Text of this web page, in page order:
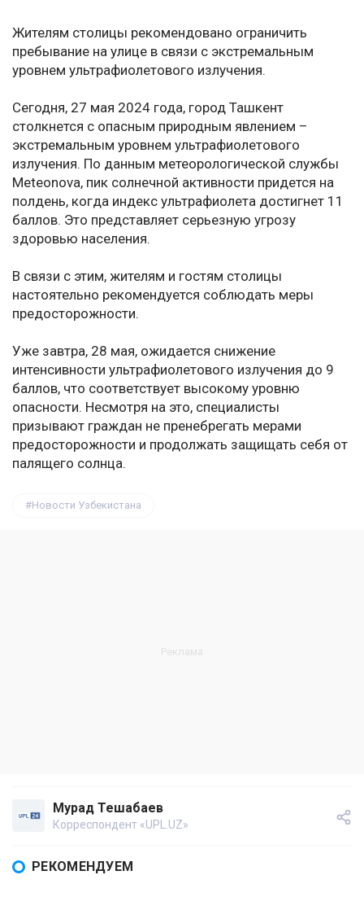
Жителям столицы рекомендовано ограничить
пребывание на улице в связи с экстремальным
уровнем ультрафиолетового излучения.
Сегодня, 27 мая 2024 года, город Ташкент
столкнется с опасным природным явлением –
экстремальным уровнем ультрафиолетового
излучения. По данным метеорологической службы
Meteonova, пик солнечной активности придется на
полдень, когда индекс ультрафиолета достигнет 11
баллов. Это представляет серьезную угрозу
здоровью населения.
В связи с этим, жителям и гостям столицы
настоятельно рекомендуется соблюдать меры
предосторожности.
Уже завтра, 28 мая, ожидается снижение
интенсивности ультрафиолетового излучения до 9
баллов, что соответствует высокому уровню
опасности. Несмотря на это, специалисты
призывают граждан не пренебрегать мерами
предосторожности и продолжать защищать себя от
палящего солнца.
Новости Узбекистана
Мурад Тешабаев
Корреспондент «UPL.UZ»
РЕКОМЕНДУЕМ